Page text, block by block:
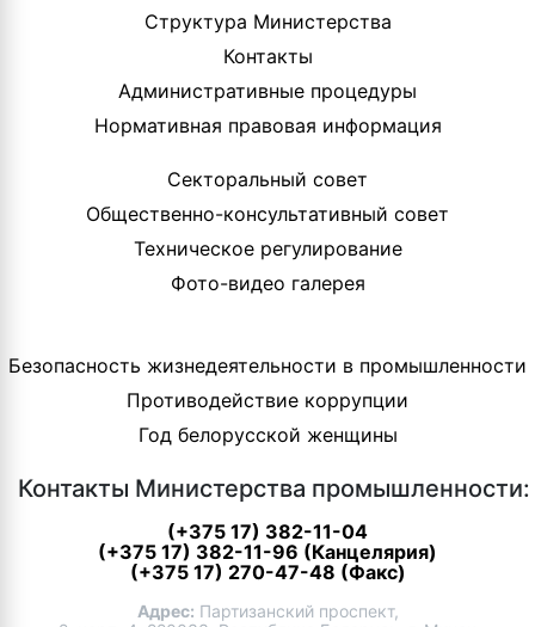
Структура Министерства
Контакты
Административные процедуры
Нормативная правовая информация
Секторальный совет
Общественно-консультативный совет
Техническое регулирование
Фото-видео галерея
Безопасность жизнедеятельности в промышленности
Противодействие коррупции
Год белорусской женщины
Контакты Министерства промышленности:
(+375 17) 382-11-04
(+375 17) 382-11-96 (Канцелярия)
(+375 17) 270-47-48 (Факс)
Адрес: Партизанский проспект,